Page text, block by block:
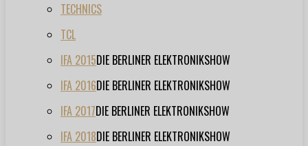
TECHNICS
TCL
IFA 2015DIE BERLINER ELEKTRONIKSHOW
IFA 2016DIE BERLINER ELEKTRONIKSHOW
IFA 2017DIE BERLINER ELEKTRONIKSHOW
IFA 2018DIE BERLINER ELEKTRONIKSHOW